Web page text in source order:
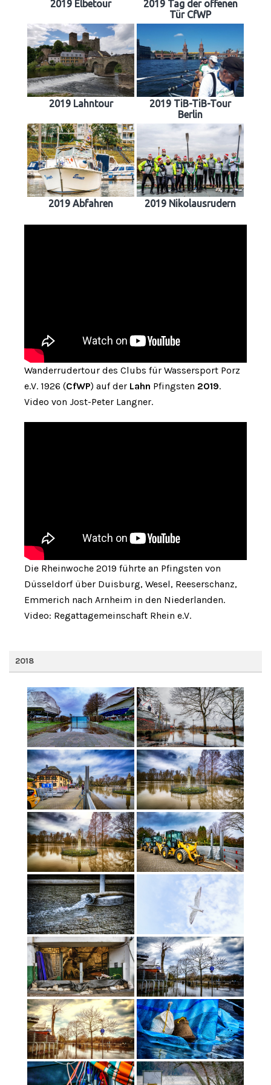
2019 Elbetour
2019 Tag der offenen
Tür CfWP
2019 Lahntour
2019 TiB-TiB-Tour
Berlin
2019 Abfahren 2019 Nikolausrudern
Wanderrudertour des Clubs für Wassersport Porz
e.V. 1926 (CfWP) auf der Lahn Pfingsten 2019.
Video von Jost-Peter Langner.
Die Rheinwoche 2019 führte an Pfingsten von
Düsseldorf über Duisburg, Wesel, Reeserschanz,
Emmerich nach Arnheim in den Niederlanden.
Video: Regattagemeinschaft Rhein e.V.
2018